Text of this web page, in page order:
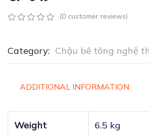
of
based
ratings
(0 customer reviews)
Category: Chậu bê tông nghệ
ADDITIONAL INFORMATION
Weight 6.5 kg